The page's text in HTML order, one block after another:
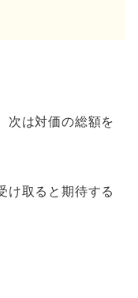
次は対価の総額を
け取ると期待する